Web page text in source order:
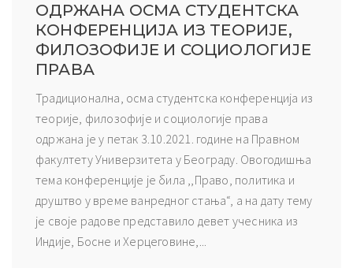
ОДРЖАНА ОСМА СТУДЕНТСКА
КОНФЕРЕНЦИЈА ИЗ ТЕОРИЈЕ,
ФИЛОЗОФИЈЕ И СОЦИОЛОГИЈЕ
ПРАВА
Традиционална, осма студентска конференција из
теорије, филозофије и социологије права
одржана је у петак 3.10.2021. године на Правном
факултету Универзитета у Београду. Овогодишња
тема конференције је била ,,Право, политика и
друштво у време ванредног стања“, а на дату тему
је своје радове представило девет учесника из
Индије, Босне и Херцеговине,...